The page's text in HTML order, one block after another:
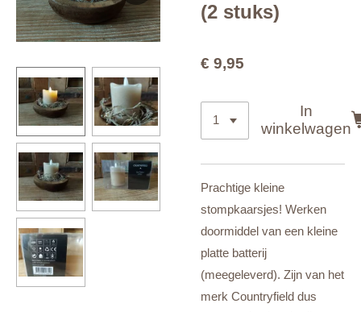
(2 stuks)
€ 9,95
In
winkelwagen
Prachtige kleine
stompkaarsjes! Werken
doormiddel van een kleine
platte batterij
(meegeleverd). Zijn van het
merk Countryfield dus